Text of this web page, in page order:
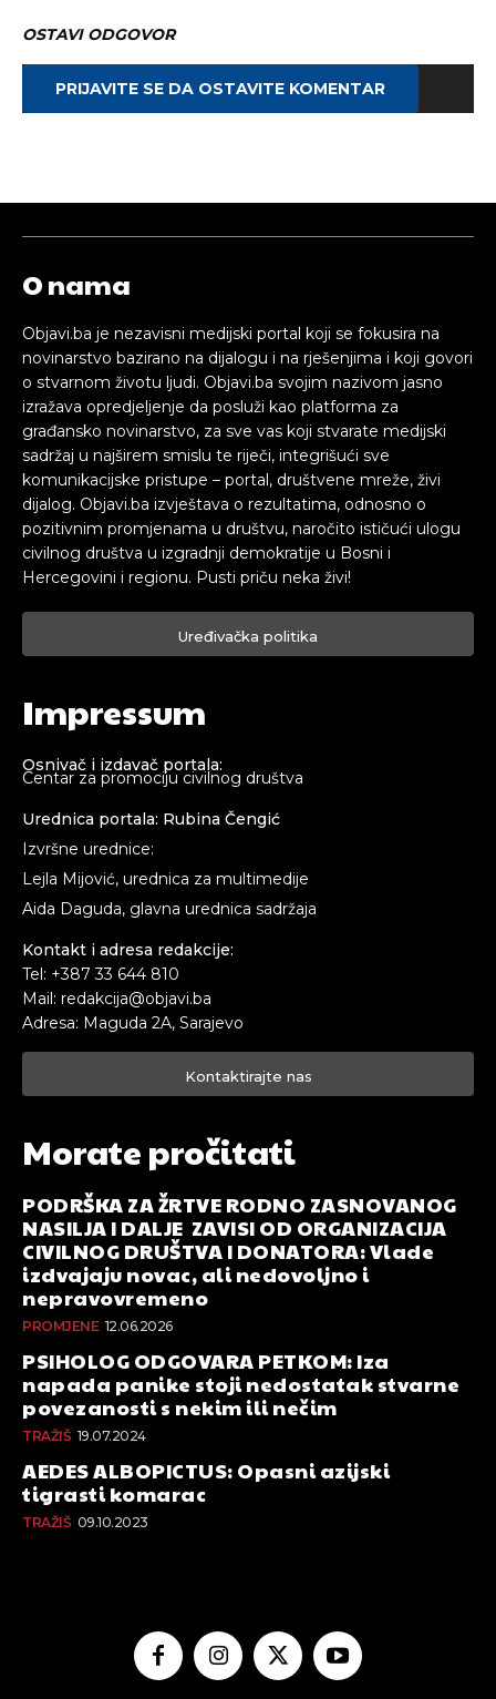
OSTAVI ODGOVOR
PRIJAVITE SE DA OSTAVITE KOMENTAR
O nama
Objavi.ba je nezavisni medijski portal koji se fokusira na
novinarstvo bazirano na dijalogu i na rješenjima i koji govori
o stvarnom životu ljudi. Objavi.ba svojim nazivom jasno
izražava opredjeljenje da posluži kao platforma za
građansko novinarstvo, za sve vas koji stvarate medijski
sadržaj u najširem smislu te riječi, integrišući sve
komunikacijske pristupe – portal, društvene mreže, živi
dijalog. Objavi.ba izvještava o rezultatima, odnosno o
pozitivnim promjenama u društvu, naročito ističući ulogu
civilnog društva u izgradnji demokratije u Bosni i
Hercegovini i regionu. Pusti priču neka živi!
Uređivačka politika
Impressum
Osnivač i izdavač portala:
Centar za promociju civilnog društva
Urednica portala: Rubina Čengić
Izvršne urednice:
Lejla Mijović, urednica za multimedije
Aida Daguda, glavna urednica sadržaja
Kontakt i adresa redakcije:
Tel: +387 33 644 810
Mail: redakcija@objavi.ba
Adresa: Maguda 2A, Sarajevo
Kontaktirajte nas
Morate pročitati
PODRŠKA ZA ŽRTVE RODNO ZASNOVANOG
NASILJA I DALJE ZAVISI OD ORGANIZACIJA
CIVILNOG DRUŠTVA I DONATORA: Vlade
izdvajaju novac, ali nedovoljno i
nepravovremeno
PROMJENE 12.06.2026
PSIHOLOG ODGOVARA PETKOM: Iza
napada panike stoji nedostatak stvarne
povezanosti s nekim ili nečim
TRAŽIŠ 19.07.2024
AEDES ALBOPICTUS: Opasni azijski
tigrasti komarac
TRAŽIŠ 09.10.2023